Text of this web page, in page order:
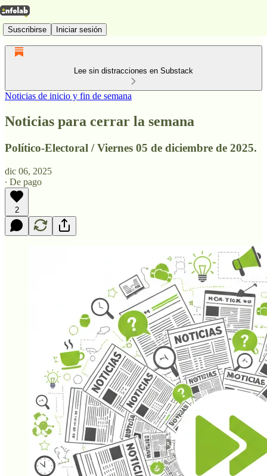
Suscribirse Iniciar sesión
Lee sin distracciones en Substack
Noticias de inicio y fin de semana
Noticias para cerrar la semana
Político-Electoral / Viernes 05 de diciembre de 2025.
dic 06, 2025
∙ De pago
2